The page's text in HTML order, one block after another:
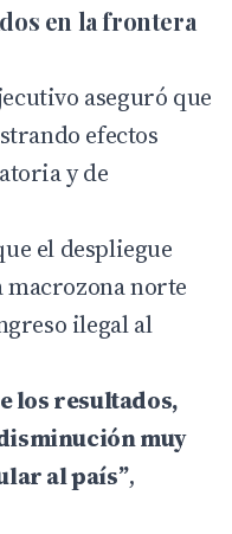
en la frontera
aseguró que
efectos
y de
el despliegue
norte
ilegal al
los resultados,
muy
al país”,